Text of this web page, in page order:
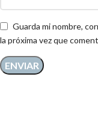
Guarda mi nombre,
la próxima vez que